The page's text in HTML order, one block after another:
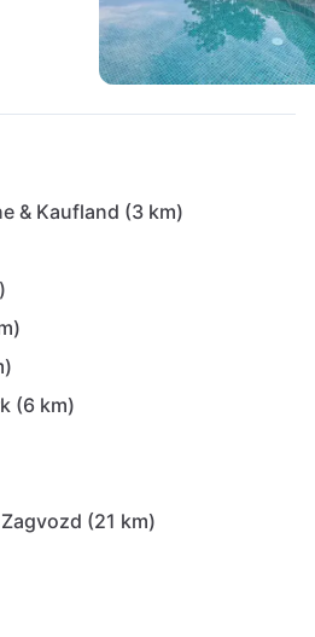
& Kaufland (3 km)
(6 km)
(21 km)